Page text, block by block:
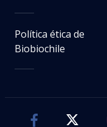
Política ética de
Biobiochile